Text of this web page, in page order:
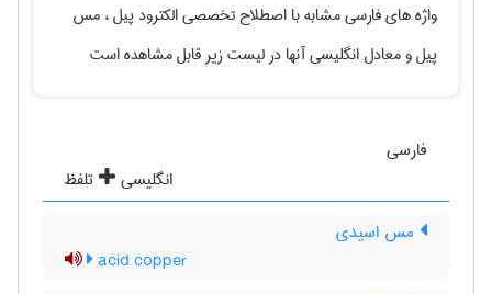
واژه های فارسی مشابه با اصطلاح تخصصیالکترود پیل ، مس
پیلو معادل انگلیسی آنها در لیست زیر قابل مشاهده است
فارسی
انگلیسی
تلفظ
مس اسیدی
acid copper